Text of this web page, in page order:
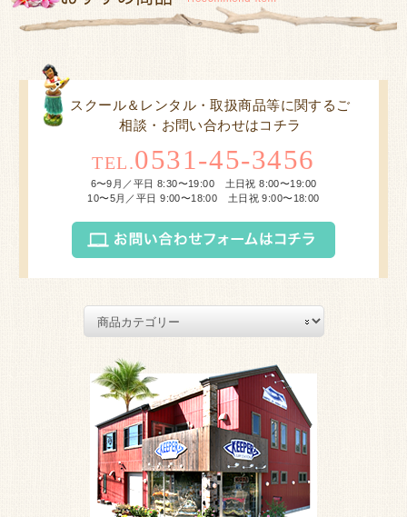
スクール＆レンタル・取扱商品等に関するご
相談・お問い合わせはコチラ
TEL.0531-45-3456
6〜9月／平日 8:30〜19:00 土日祝 8:00〜19:00
10〜5月／平日 9:00〜18:00 土日祝 9:00〜18:00